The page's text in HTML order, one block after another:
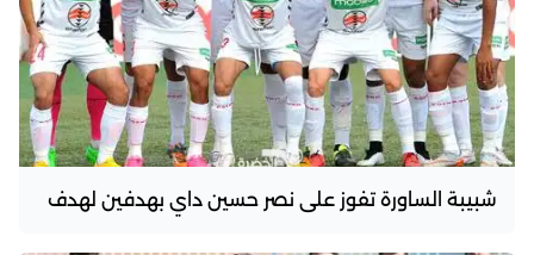
شبيبة الساورة تفوز على نصر حسين داي بهدفين لهدف